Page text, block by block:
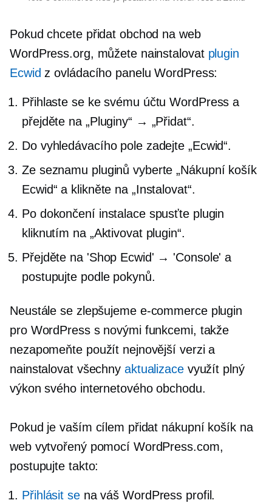
Pokud chcete přidat obchod na web
WordPress.org, můžete nainstalovat plugin
Ecwid z ovládacího panelu WordPress:
Přihlaste se ke svému účtu WordPress a
přejděte na „Pluginy“ → „Přidat“.
Do vyhledávacího pole zadejte „Ecwid“.
Ze seznamu pluginů vyberte „Nákupní košík
Ecwid“ a klikněte na „Instalovat“.
Po dokončení instalace spusťte plugin
kliknutím na „Aktivovat plugin“.
Přejděte na 'Shop Ecwid' → 'Console' a
postupujte podle pokynů.
Neustále se zlepšujeme e-commerceplugin
pro WordPress s novými funkcemi, takže
nezapomeňte použít nejnovější verzi a
nainstalovat všechny aktualizacevyužít plný
výkon svého internetového obchodu.
Pokud je vaším cílem přidat nákupní košík na
web vytvořený pomocí WordPress.com,
postupujte takto:
Přihlásit sena váš WordPress profil.